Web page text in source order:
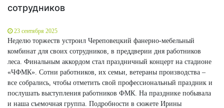
сотрудников
23 сентября 2025
Неделю торжеств устроил Череповецкий фанерно-мебельный
комбинат для своих сотрудников, в преддверии дня работников
леса. Финальным аккордом стал праздничный концерт на стадионе
«ЧФМК». Сотни работников, их семьи, ветераны производства –
все собрались, чтобы отметить свой профессиональный праздник и
послушать выступления работников ФМК. На празднике побывала
и наша съемочная группа. Подробности в сюжете Ирины